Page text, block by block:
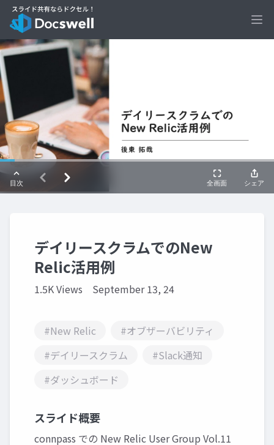
デイリースクラムでのNew
Relic活用例
1.5K Views September 13, 24
#New Relic
#オブザーバビリティ
#デイリースクラム
#Slack通知
#ダッシュボード
スライド概要
connpass での New Relic User Group Vol.11